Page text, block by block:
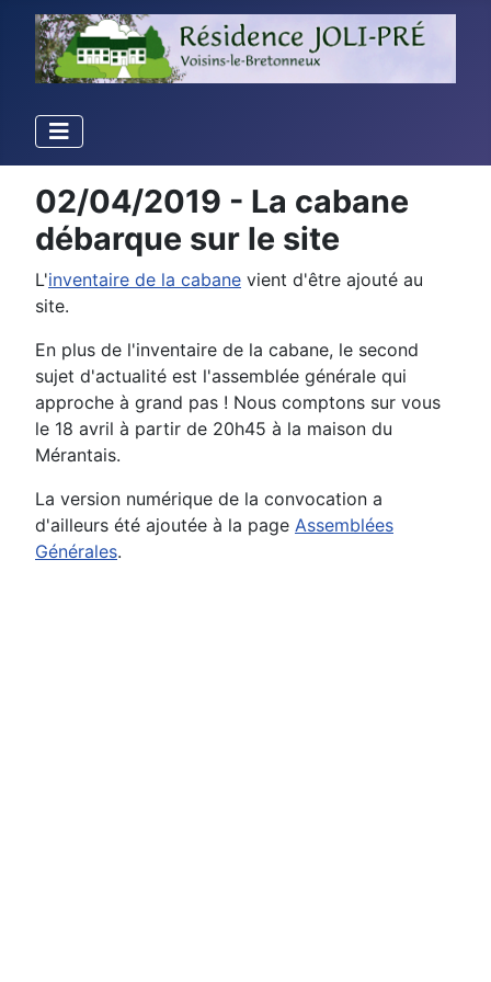
02/04/2019 - La cabane
débarque sur le site
L'inventaire de la cabane vient d'être ajouté au
site.
En plus de l'inventaire de la cabane, le second
sujet d'actualité est l'assemblée générale qui
approche à grand pas ! Nous comptons sur vous
le 18 avril à partir de 20h45 à la maison du
Mérantais.
La version numérique de la convocation a
d'ailleurs été ajoutée à la page Assemblées
Générales.